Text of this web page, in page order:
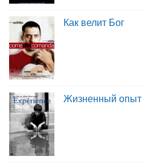
Как велит Бог
Жизненный опыт